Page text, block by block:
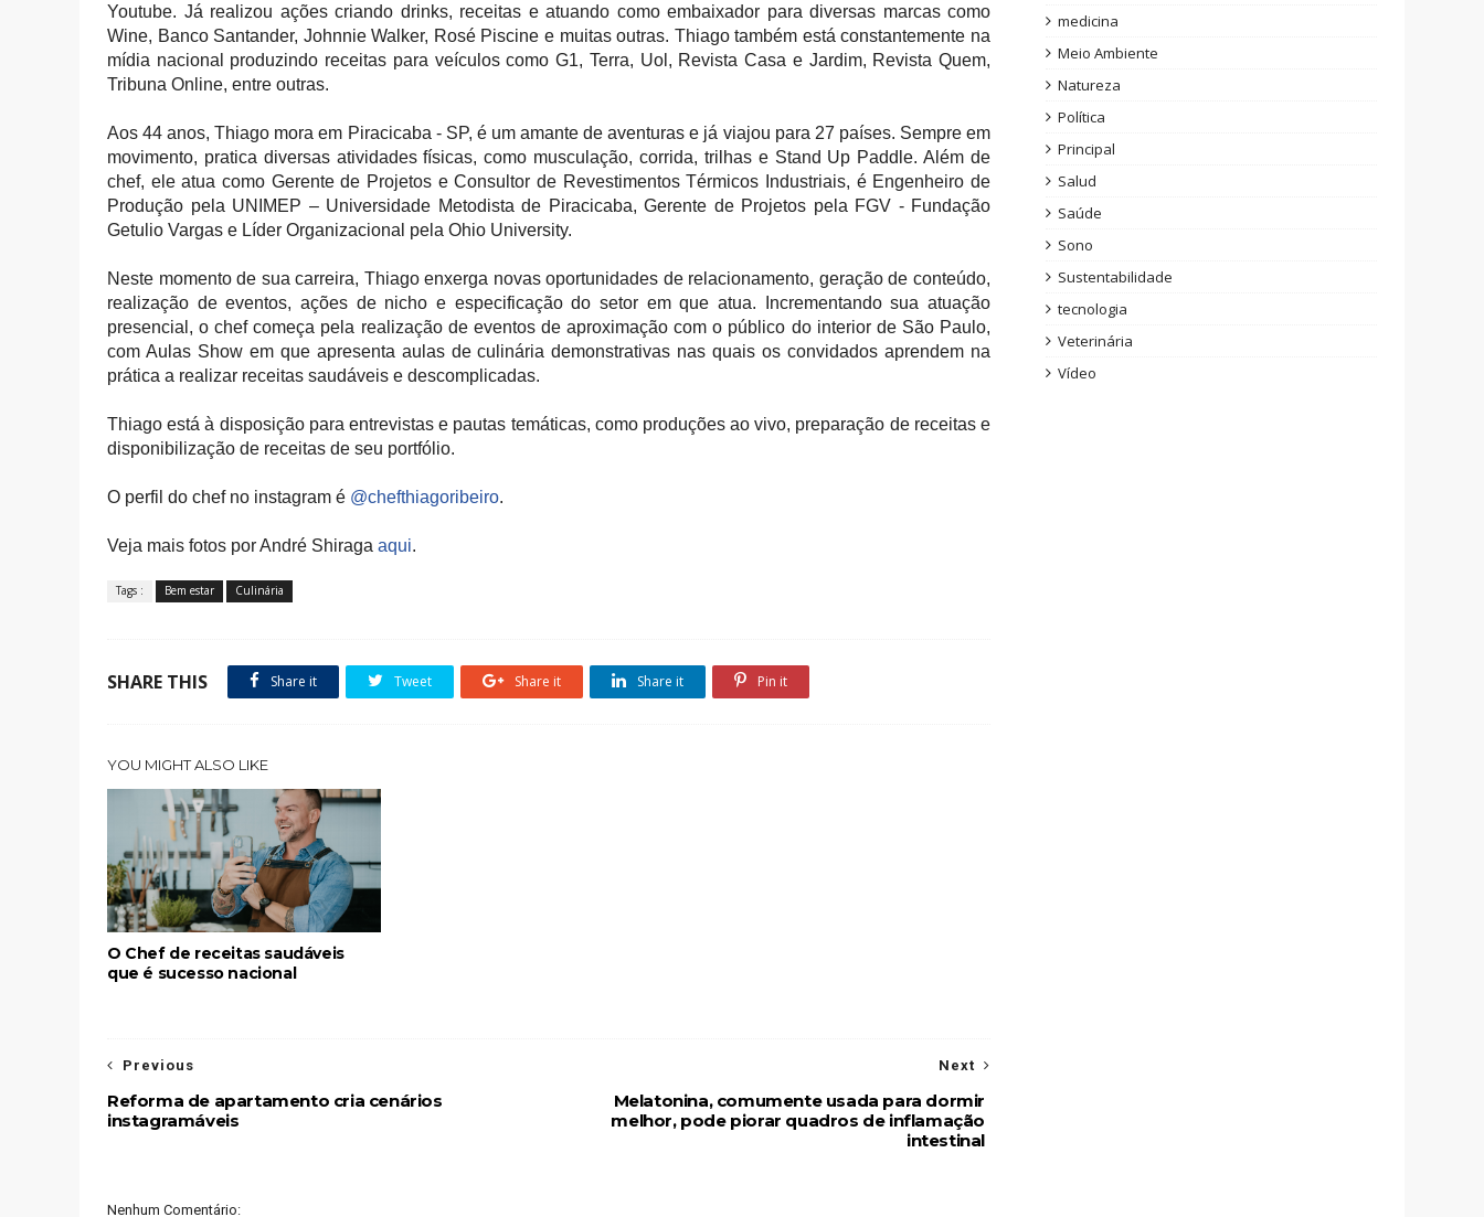
Youtube. Já realizou ações criando drinks, receitas e atuando como embaixador para diversas marcas como
Wine, Banco Santander, Johnnie Walker, Rosé Piscine e muitas outras. Thiago também está constantemente na
mídia nacional produzindo receitas para veículos como G1, Terra, Uol, Revista Casa e Jardim, Revista Quem,
Tribuna Online, entre outras.
Aos 44 anos, Thiago mora em Piracicaba - SP, é um amante de aventuras e já viajou para 27 países. Sempre em
movimento, pratica diversas atividades físicas, como musculação, corrida, trilhas e Stand Up Paddle. Além de
chef, ele atua como Gerente de Projetos e Consultor de Revestimentos Térmicos Industriais, é Engenheiro de
Produção pela UNIMEP – Universidade Metodista de Piracicaba, Gerente de Projetos pela FGV - Fundação
Getulio Vargas e Líder Organizacional pela Ohio University.
Neste momento de sua carreira, Thiago enxerga novas oportunidades de relacionamento, geração de conteúdo,
realização de eventos, ações de nicho e especificação do setor em que atua. Incrementando sua atuação
presencial, o chef começa pela realização de eventos de aproximação com o público do interior de São Paulo,
com Aulas Show em que apresenta aulas de culinária demonstrativas nas quais os convidados aprendem na
prática a realizar receitas saudáveis e descomplicadas.
Thiago está à disposição para entrevistas e pautas temáticas, como produções ao vivo, preparação de receitas e
disponibilização de receitas de seu portfólio.
O perfil do chef no instagram é @chefthiagoribeiro.
Veja mais fotos por André Shiraga aqui.
Tags : Bem estar Culinária
SHARE THIS Share it Tweet Share it Share it Pin it
YOU MIGHT ALSO LIKE
O Chef de receitas saudáveis
que é sucesso nacional
Next
Melatonina, comumente usada para dormir
melhor, pode piorar quadros de inflamação
intestinal
Previous
Reforma de apartamento cria cenários
instagramáveis
Nenhum Comentário:
medicina
Meio Ambiente
Natureza
Política
Principal
Salud
Saúde
Sono
Sustentabilidade
tecnologia
Veterinária
Vídeo